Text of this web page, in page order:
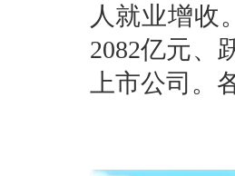
人就业增收
2082亿元、
上市公司。